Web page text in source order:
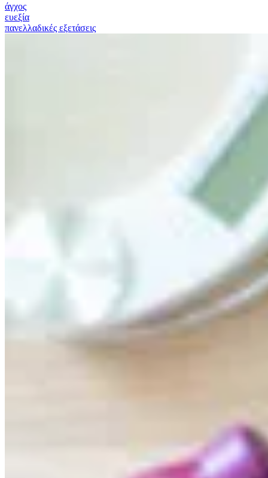
άγχος
ευεξία
πανελλαδικές εξετάσεις